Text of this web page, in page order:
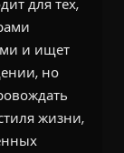
для тех,
и ищет
но
жизни,